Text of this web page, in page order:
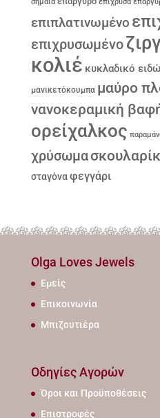
σημαία επίχρυσα
επιπλατινωμένο
επιχρυσωμένο
κολιέ κυκλαδικό
μανικετόκουμπα μαύρο
νανοκεραμική
ορείχαλκος
χρύσωμα
σταγόνα φεγγάρι
Olga Loves Jewels
Εμείς
Επικοινωνία
Μπιζουτιέρα
Οδηγίες Αγορών
Όροι και Προϋποθέσεις
Επιστροφές